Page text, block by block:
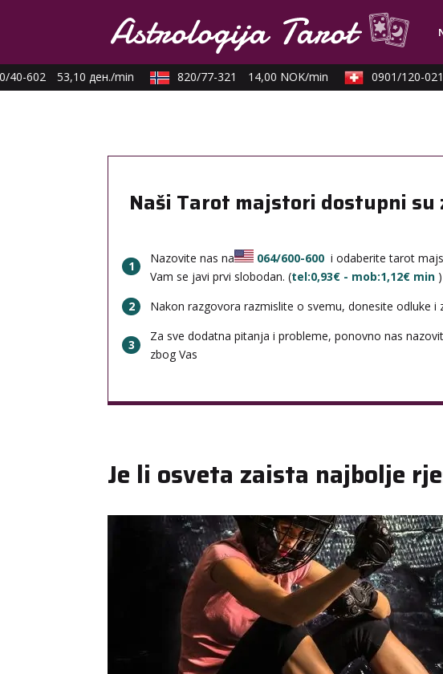
40-602 53,10 ден./min 820/77-321 14,00 NOK/min 0901/120-021
Naši Tarot majstori dostupni su
1
Nazovite nas na 064/600-600 i odaberite tarot
Vam se javi prvi slobodan. (tel:0,93€ - mob:1,12€ min )
2
Nakon razgovora razmislite o svemu, donesite odluke i
3
Za sve dodatna pitanja i probleme, ponovno nas
zbog Vas
Je li osveta zaista najbolje